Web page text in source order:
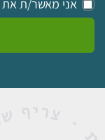
אני מאשר/ת את